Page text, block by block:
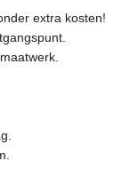
extra kosten!